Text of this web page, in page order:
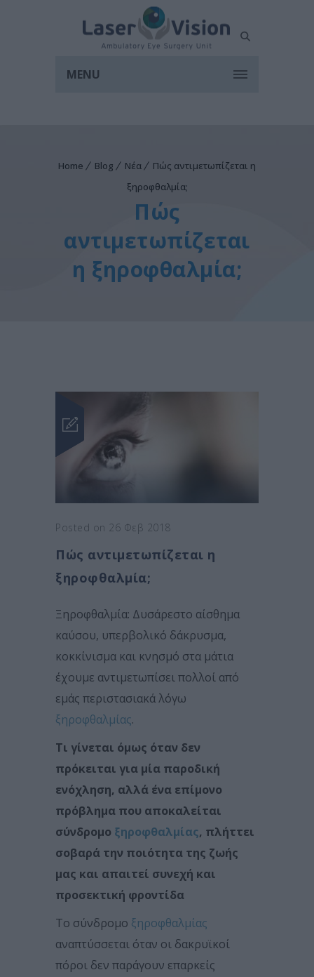
MENU
Home Blog Νέα
Πώς αντιμετωπίζεται η
ξηροφθαλμία;
Πώς
αντιμετωπίζεται
η ξηροφθαλμία;
Posted on 26 Φεβ 2018
Πώς αντιμετωπίζεται η
ξηροφθαλμία;
Ξηροφθαλμία: Δυσάρεστο αίσθημα
καύσου, υπερβολικό δάκρυσμα,
κοκκίνισμα και κνησμό στα μάτια
έχουμε αντιμετωπίσει πολλοί από
εμάς περιστασιακά λόγω
ξηροφθαλμίας.
Τι γίνεται όμως όταν δεν
πρόκειται για μία παροδική
ενόχληση, αλλά ένα επίμονο
πρόβλημα που αποκαλείται
σύνδρομο ξηροφθαλμίας, πλήττει
σοβαρά την ποιότητα της ζωής
μας και απαιτεί συνεχή και
προσεκτική φροντίδα
Το σύνδρομο ξηροφθαλμίας
αναπτύσσεται όταν οι δακρυϊκοί
πόροι δεν παράγουν επαρκείς